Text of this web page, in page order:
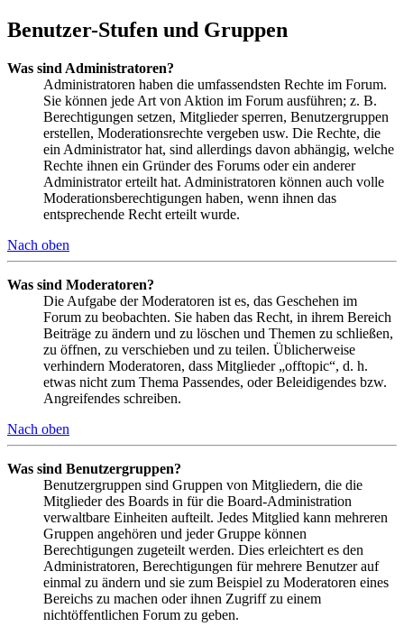
Benutzer-Stufen und Gruppen
Was sind Administratoren?
Administratoren haben die umfassendsten Rechte im Forum.
Sie können jede Art von Aktion im Forum ausführen; z. B.
Berechtigungen setzen, Mitglieder sperren, Benutzergruppen
erstellen, Moderationsrechte vergeben usw. Die Rechte, die
ein Administrator hat, sind allerdings davon abhängig, welche
Rechte ihnen ein Gründer des Forums oder ein anderer
Administrator erteilt hat. Administratoren können auch volle
Moderationsberechtigungen haben, wenn ihnen das
entsprechende Recht erteilt wurde.
Nach oben
Was sind Moderatoren?
Die Aufgabe der Moderatoren ist es, das Geschehen im
Forum zu beobachten. Sie haben das Recht, in ihrem Bereich
Beiträge zu ändern und zu löschen und Themen zu schließen,
zu öffnen, zu verschieben und zu teilen. Üblicherweise
verhindern Moderatoren, dass Mitglieder „offtopic“, d. h.
etwas nicht zum Thema Passendes, oder Beleidigendes bzw.
Angreifendes schreiben.
Nach oben
Was sind Benutzergruppen?
Benutzergruppen sind Gruppen von Mitgliedern, die die
Mitglieder des Boards in für die Board-Administration
verwaltbare Einheiten aufteilt. Jedes Mitglied kann mehreren
Gruppen angehören und jeder Gruppe können
Berechtigungen zugeteilt werden. Dies erleichtert es den
Administratoren, Berechtigungen für mehrere Benutzer auf
einmal zu ändern und sie zum Beispiel zu Moderatoren eines
Bereichs zu machen oder ihnen Zugriff zu einem
nichtöffentlichen Forum zu geben.